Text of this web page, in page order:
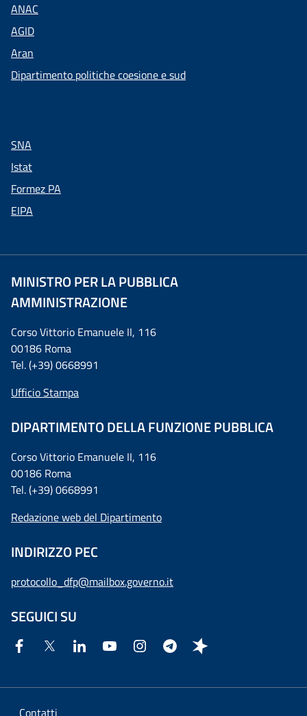
ANAC
AGID
Aran
Dipartimento politiche coesione e sud
SNA
Istat
Formez PA
EIPA
MINISTRO PER LA PUBBLICA
AMMINISTRAZIONE
Corso Vittorio Emanuele II, 116
00186 Roma
Tel. (+39) 0668991
Ufficio Stampa
DIPARTIMENTO DELLA FUNZIONE PUBBLICA
Corso Vittorio Emanuele II, 116
00186 Roma
Tel. (+39) 0668991
Redazione web del Dipartimento
INDIRIZZO PEC
protocollo_dfp@mailbox.governo.it
SEGUICI SU
Contatti